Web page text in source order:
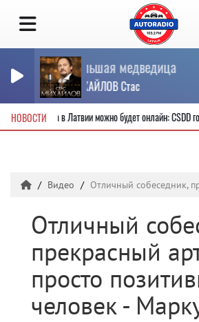
Большая медведица
МИХАЙЛОВ Стас
НОВОСТИправа в Латвии можно будет онлайн: CSDD
Видео Отличный собеседник, прекрасный артист и
Отличный
прекрасный
просто
человек -